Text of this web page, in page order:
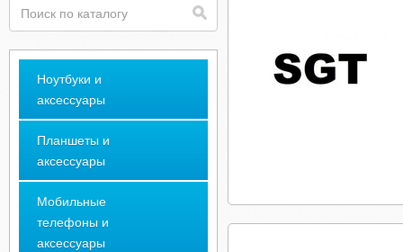
Ноутбуки и
аксессуары
Планшеты и
аксессуары
Мобильные
телефоны и
аксессуары